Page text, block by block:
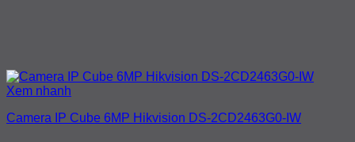
Xem nhanh
Camera IP Cube 6MP Hikvision DS-2CD2463G0-IW